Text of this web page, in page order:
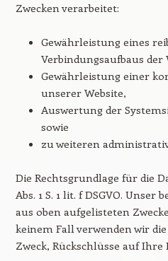
Zwecken verarbeitet:
Gewährleistung eines
Verbindungsaufbaus der
Gewährleistung einer
unserer Website,
Auswertung der
sowie
zu weiteren
Die Rechtsgrundlage für die
Abs. 1 S. 1 lit. f DSGVO.
aus oben aufgelisteten
keinem Fall verwenden wir
Zweck, Rückschlüsse auf Ihre